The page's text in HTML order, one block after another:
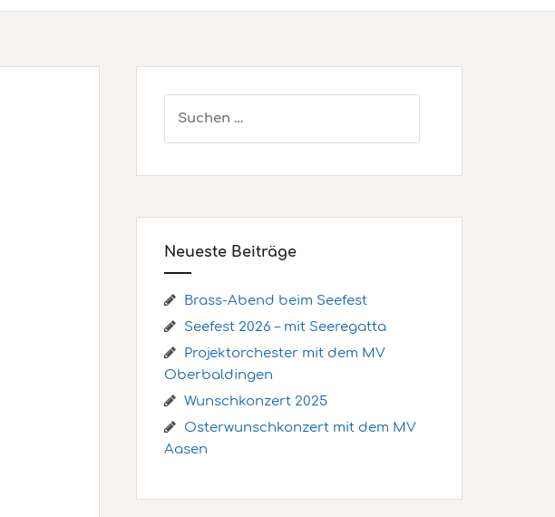
nach:
Neueste Beiträge
Brass-Abend beim Seefest
Seefest 2026 – mit Seeregatta
Projektorchester mit dem MV
Oberbaldingen
Wunschkonzert 2025
Osterwunschkonzert mit dem MV
Aasen